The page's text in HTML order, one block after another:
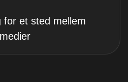
for et sted mellem